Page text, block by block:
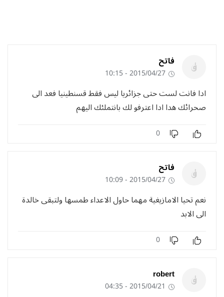
فاتح
2015/04/27 - 10:15
ادا فانت لست حتى جزائريا ليس فقط قسنطينيا فعد الى
صحرائك هدا ادا اعترفو لك بانتملئك اليهم
0
فاتح
2015/04/27 - 10:09
نعم تحيا الامازيغية مهما حاول الاعداء طمسها ولتبقى خالدة
الى الابد
0
robert
2015/04/21 - 04:35